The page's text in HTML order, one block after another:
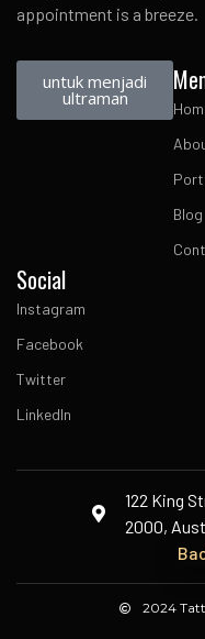
appointment is a breeze.
untuk menjadi
ultraman
Blog
Social
Instagram
Facebook
Twitter
LinkedIn
122 King
2000,
2024